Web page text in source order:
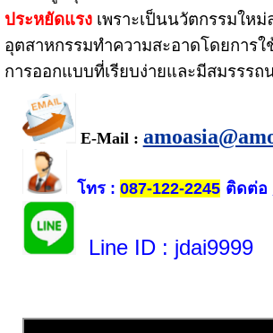
ประหยัดแรง เพราะเป็นนวัตกรรมใหม่
อุตสาหกรรมทำความสะอาดโดยการ
การออกแบบที่เรียบง่ายและมีสมรรรถ
E-Mail :
โทร: 087-122-2245ติดต่อ
Line ID : jdai9999